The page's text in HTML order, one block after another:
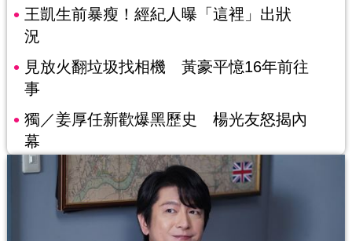
王凱生前暴瘦！經紀人曝「這裡」出狀
況
見放火翻垃圾找相機 黃豪平憶16年前往
事
獨／姜厚任新歡爆黑歷史 楊光友怒揭內
幕